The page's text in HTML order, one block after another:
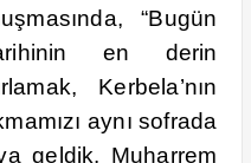
“Bugün
en derin
Kerbela’nın
aynı sofrada
geldik. Muharrem